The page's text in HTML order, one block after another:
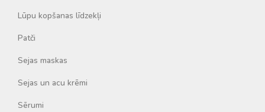
Lūpu kopšanas līdzekļi
Patči
Sejas maskas
Sejas un acu krēmi
Sērumi